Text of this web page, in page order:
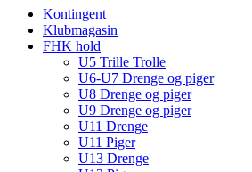
Kontingent
Klubmagasin
FHK hold
U5 Trille Trolle
U6-U7 Drenge og piger
U8 Drenge og piger
U9 Drenge og piger
U11 Drenge
U11 Piger
U13 Drenge